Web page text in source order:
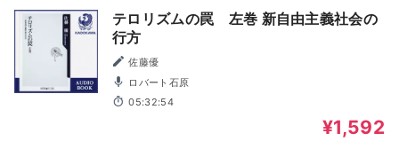
テロリズムの罠 左巻 新自由主義社会の
行方
佐藤優
ロバート石原
05:32:54
¥1,592